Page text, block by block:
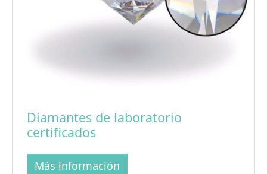
Diamantes de laboratorio
certificados
Más información